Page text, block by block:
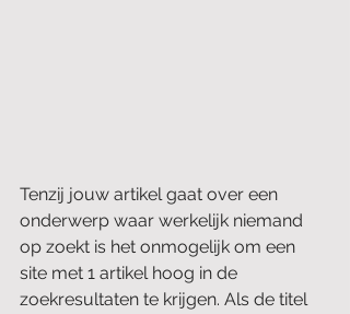
Tenzij jouw artikel gaat over een
onderwerp waar werkelijk niemand
op zoekt is het onmogelijk om een
site met 1 artikel hoog in de
zoekresultaten te krijgen. Als de titel